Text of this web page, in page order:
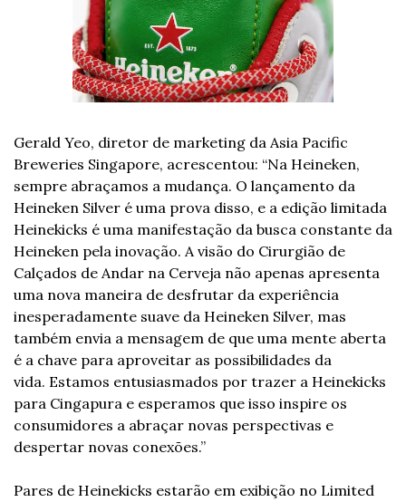
Gerald Yeo, diretor de marketing da Asia Pacific
Breweries Singapore, acrescentou: “Na Heineken,
sempre abraçamos a mudança. O lançamento da
Heineken Silver é uma prova disso, e a edição limitada
Heinekicks é uma manifestação da busca constante da
Heineken pela inovação. A visão do Cirurgião de
Calçados de Andar na Cerveja não apenas apresenta
uma nova maneira de desfrutar da experiência
inesperadamente suave da Heineken Silver, mas
também envia a mensagem de que uma mente aberta
é a chave para aproveitar as possibilidades da
vida. Estamos entusiasmados por trazer a Heinekicks
para Cingapura e esperamos que isso inspire os
consumidores a abraçar novas perspectivas e
despertar novas conexões.”
Pares de Heinekicks estarão em exibição no Limited